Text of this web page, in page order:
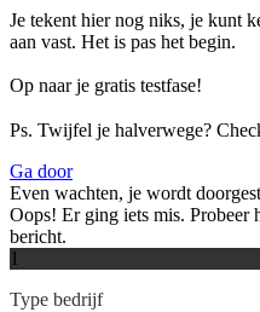
Je tekent hier nog niks, je kunt
aan vast. Het is pas het begin.
Op naar je gratis testfase!
Ps. Twijfel je halverwege?
Ga door
Even wachten, je wordt
Oops! Er ging iets mis. Probeer
bericht.
1
Type bedrijf